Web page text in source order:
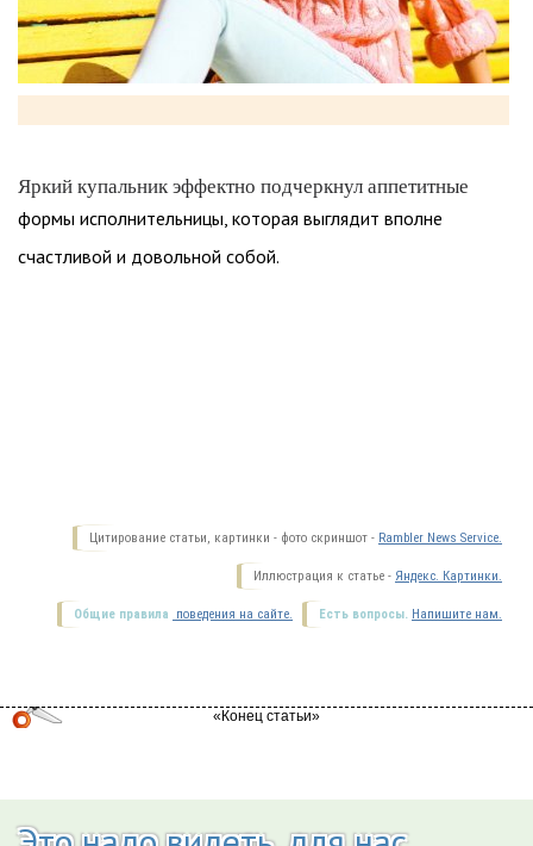
Яркий купальник эффектно подчеркнул аппетитные
формы исполнительницы, которая выглядит вполне
счастливой и довольной собой.
Цитирование статьи, картинки - фото скриншот - Rambler News Service.
Иллюстрация к статье - Яндекс. Картинки.
Есть вопросы. Напишите нам.
Общие правила поведения на сайте.